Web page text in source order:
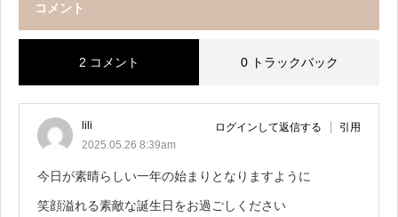
コメント
2 コメント 0 トラックバック
lili
2025.05.26 8:39am
ログインして返信する 引用
今日が素晴らしい一年の始まりとなりますように
笑顔溢れる素敵な誕生日をお過ごしください